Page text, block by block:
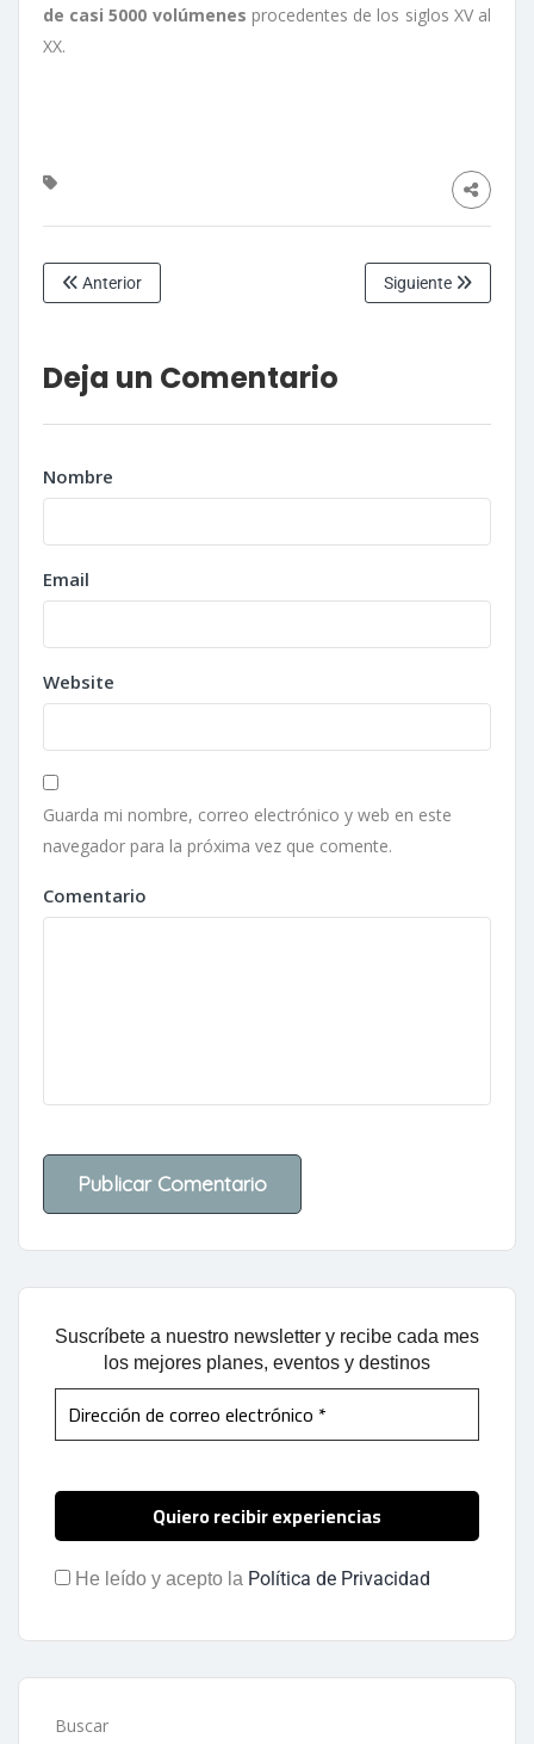
de casi 5000 volúmenes procedentes de los siglos XV al
XX.
Anterior Siguiente
Deja un Comentario
Nombre
Email
Website
Guarda mi nombre, correo electrónico y web en este
navegador para la próxima vez que comente.
Comentario
Suscríbete a nuestro newsletter y recibe cada mes
los mejores planes, eventos y destinos
He leído y acepto la Política de Privacidad
Buscar